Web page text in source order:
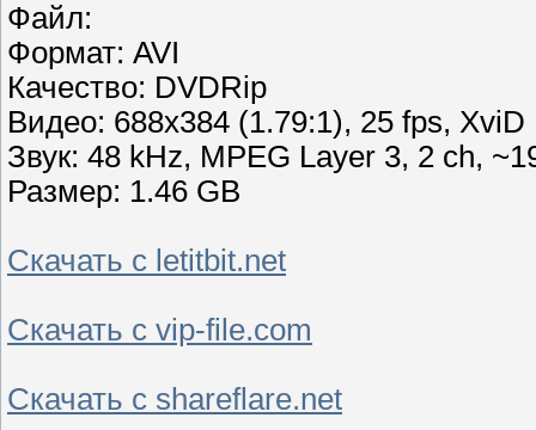
Файл:
Формат: AVI
Качество: DVDRip
Видео: 688x384 (1.79:1), 25 fps,
Звук: 48 kHz, MPEG Layer 3, 2 ch,
Размер: 1.46 GB
Скачать с letitbit.net
Скачать с vip-file.com
Скачать с shareflare.net